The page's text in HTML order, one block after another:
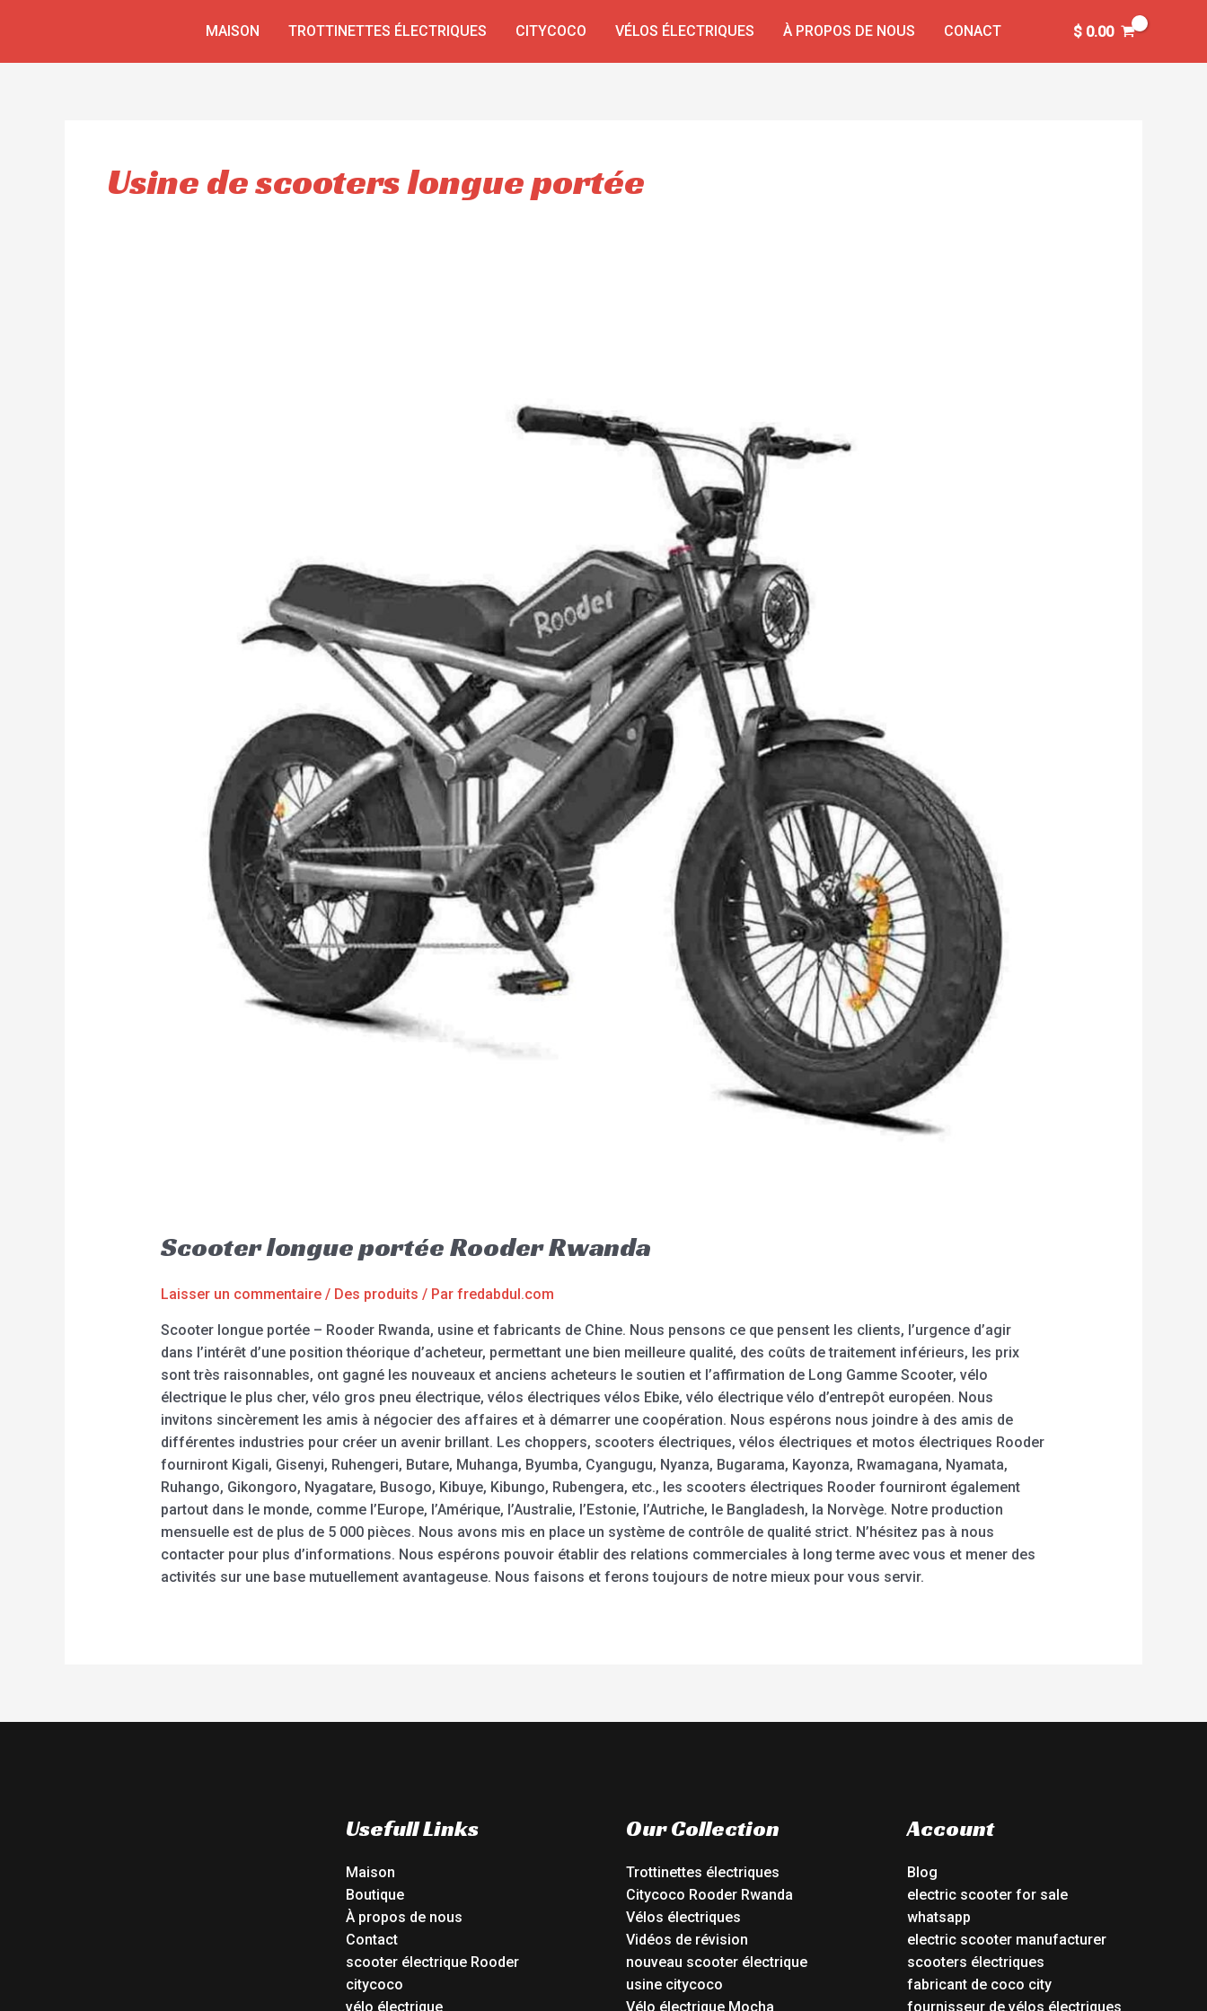
MAISON TROTTINETTES ÉLECTRIQUES CITYCOCO VÉLOS ÉLECTRIQUES À PROPOS DE NOUS CONACT $0.00
Usine de scooters longue portée
Scooter longue portée Rooder Rwanda
Laisser un commentaire / Des produits / Par fredabdul.com
Scooter longue portée – Rooder Rwanda, usine et fabricants de Chine. Nous pensons ce que pensent les clients, l’urgence d’agir
dans l’intérêt d’une position théorique d’acheteur, permettant une bien meilleure qualité, des coûts de traitement inférieurs, les prix
sont très raisonnables, ont gagné les nouveaux et anciens acheteurs le soutien et l’affirmation de Long Gamme Scooter, vélo
électrique le plus cher, vélo gros pneu électrique, vélos électriques vélos Ebike, vélo électrique vélo d’entrepôt européen. Nous
invitons sincèrement les amis à négocier des affaires et à démarrer une coopération. Nous espérons nous joindre à des amis de
différentes industries pour créer un avenir brillant. Les choppers, scooters électriques, vélos électriques et motos électriques Rooder
fourniront Kigali, Gisenyi, Ruhengeri, Butare, Muhanga, Byumba, Cyangugu, Nyanza, Bugarama, Kayonza, Rwamagana, Nyamata,
Ruhango, Gikongoro, Nyagatare, Busogo, Kibuye, Kibungo, Rubengera, etc., les scooters électriques Rooder fourniront également
partout dans le monde, comme l’Europe, l’Amérique, l’Australie, l’Estonie, l’Autriche, le Bangladesh, la Norvège. Notre production
mensuelle est de plus de 5 000 pièces. Nous avons mis en place un système de contrôle de qualité strict. N’hésitez pas à nous
contacter pour plus d’informations. Nous espérons pouvoir établir des relations commerciales à long terme avec vous et mener des
activités sur une base mutuellement avantageuse. Nous faisons et ferons toujours de notre mieux pour vous servir.
Usefull Links
Maison
Boutique
À propos de nous
Contact
scooter électrique Rooder
citycoco
vélo électrique
Our Collection
Trottinettes électriques
Citycoco Rooder Rwanda
Vélos électriques
Vidéos de révision
nouveau scooter électrique
usine citycoco
Vélo électrique Mocha
Account
Blog
electric scooter for sale
whatsapp
electric scooter manufacturer
scooters électriques
fabricant de coco city
fournisseur de vélos électriques